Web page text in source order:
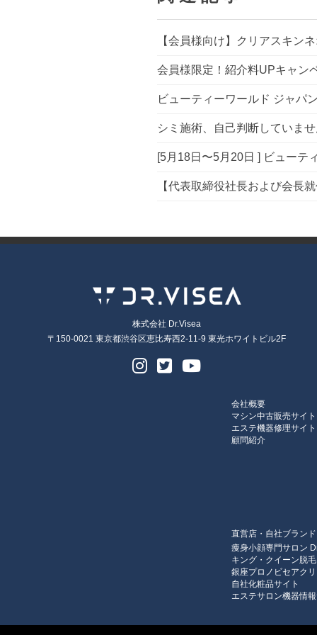
【会員様向け】クリアスキン
会員様限定！紹介料UPキャン
ビューティーワールド ジャパ
シミ施術、自己判断していま
[5月18日〜5月20日 ] ビューテ
【代表取締役社長および会長
株式会社 Dr.Visea
〒150-0021 東京都渋谷区恵比寿西2-11-9 東光ホワイトビル2F
会社概要
マシン中古販売サイト
エステ機器修理サイト
顧問紹介
直営店・自社ブラン
痩身小顔専門サロン
キング・クイーン脱
銀座プロノビセアク
自社化粧品サイト
エステサロン機器情